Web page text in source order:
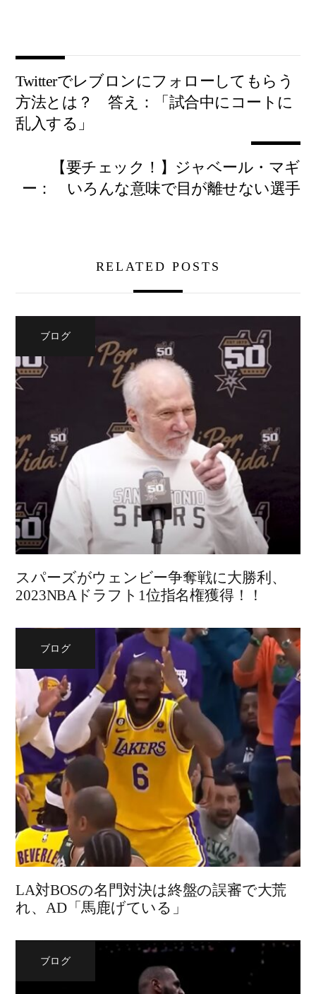
Twitterでレブロンにフォローしてもらう
方法とは？ 答え：「試合中にコートに
乱入する」
【要チェック！】ジャベール・マギ
ー： いろんな意味で目が離せない選手
RELATED POSTS
ブログ
スパーズがウェンビー争奪戦に大勝利、
2023NBAドラフト1位指名権獲得！！
ブログ
LA対BOSの名門対決は終盤の誤審で大荒
れ、AD「馬鹿げている」
ブログ